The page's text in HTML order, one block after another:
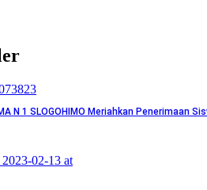
N 1 SLOGOHIMO Meriahkan Penerimaan